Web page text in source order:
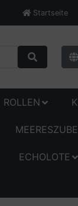
Startseite
ROLLEN
ECHOLOTE